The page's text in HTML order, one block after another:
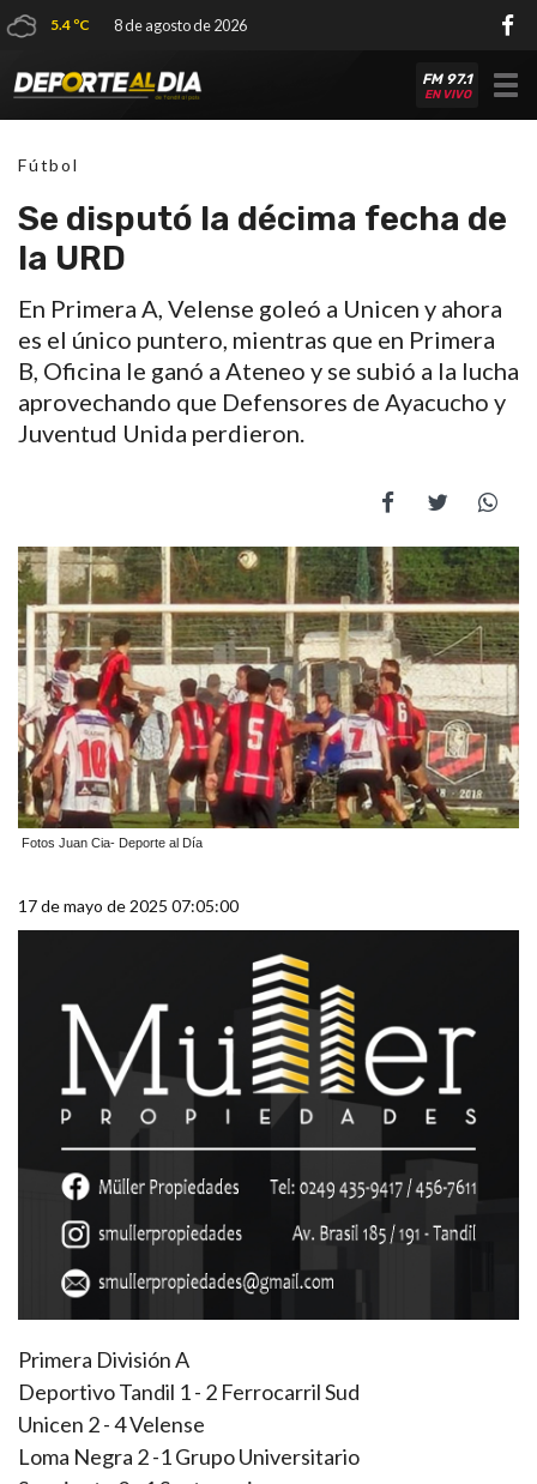
5.4 ºC 8 de agosto de 2026
FM 97.1
EN VIVO
Fútbol
Se disputó la décima fecha de
la URD
En Primera A, Velense goleó a Unicen y ahora
es el único puntero, mientras que en Primera
B, Oficina le ganó a Ateneo y se subió a la lucha
aprovechando que Defensores de Ayacucho y
Juventud Unida perdieron.
Fotos Juan Cia- Deporte al Día
17 de mayo de 2025 07:05:00
Primera División A
Deportivo Tandil 1 - 2 Ferrocarril Sud
Unicen 2 - 4 Velense
Loma Negra 2 -1 Grupo Universitario